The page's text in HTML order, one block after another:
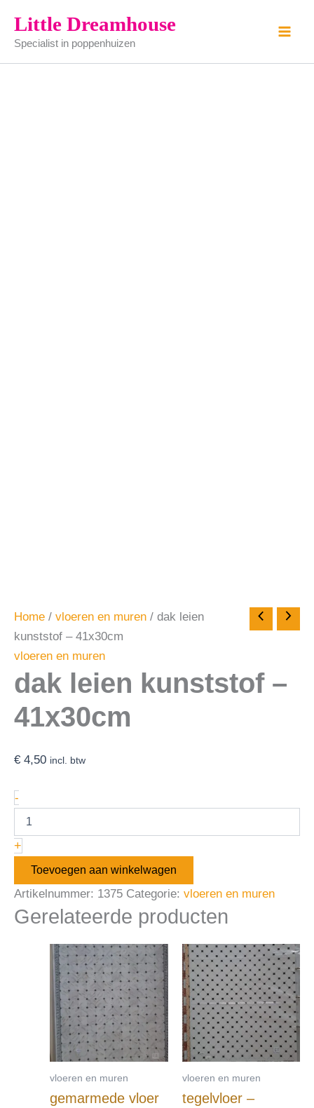
naar
inhoud
Little Dreamhouse
Specialist in poppenhuizen
Home / vloeren en muren / dak leien
kunststof – 41x30cm
vloeren en muren
dak leien kunststof –
41x30cm
€ 4,50 incl. btw
-
leien
kunststof
-
41x30cm
+
Toevoegen aan winkelwagen
Artikelnummer: 1375 Categorie: vloeren en muren
Gerelateerde producten
vloeren en muren
gemarmede vloer
vloeren en muren
tegelvloer –